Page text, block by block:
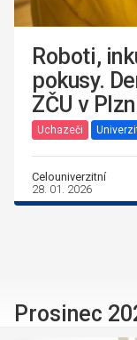
Roboti,
pokusy.
ZČU v
Uchazeči
Celouniverzitní
28. 01. 2026
Prosinec